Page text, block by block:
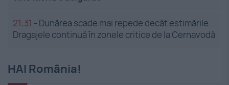
21:31 - Dunărea scade mai repede decât estimările.
Dragajele continuă în zonele critice de la Cernavodă
HAI România!